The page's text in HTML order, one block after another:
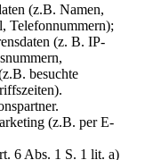
(z.B. Namen,
Telefonnummern);
(z. B. IP-
besuchte
(z.B. per E-
6 Abs. 1 S. 1 lit. a)